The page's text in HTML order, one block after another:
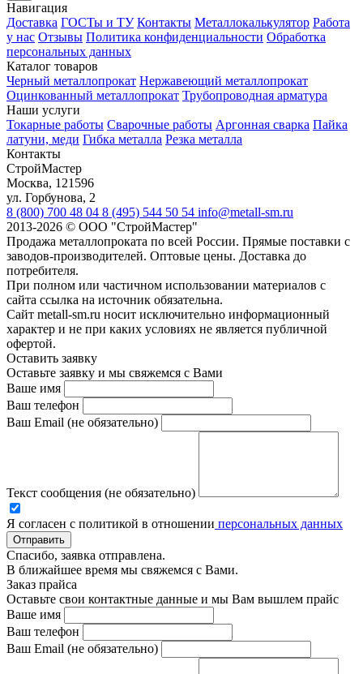
Навигация
Доставка ГОСТы и ТУ Контакты Металлокалькулятор Работа
у нас Отзывы Политика конфиденциальности Обработка
персональных данных
Каталог товаров
Черный металлопрокат Нержавеющий металлопрокат
Оцинкованный металлопрокат Трубопроводная арматура
Наши услуги
Токарные работы Сварочные работы Аргонная сварка Пайка
латуни, меди Гибка металла Резка металла
Контакты
СтройМастер
Москва, 121596
ул. Горбунова, 2
8 (800) 700 48 04 8 (495) 544 50 54 info@metall-sm.ru
2013-2026 © ООО "СтройМастер"
Продажа металлопроката по всей России. Прямые поставки с
заводов-производителей. Оптовые цены. Доставка до
потребителя.
При полном или частичном использовании материалов с
сайта ссылка на источник обязательна.
Сайт metall-sm.ru носит исключительно информационный
характер и не при каких условиях не является публичной
офертой.
Оставить заявку
Оставьте заявку и мы свяжемся с Вами
Ваше имя
Ваш телефон
Ваш Email (не обязательно)
Текст сообщения (не обязательно)
Я согласен с политикой в отношении персональных данных
Отправить
Спасибо, заявка отправлена.
В ближайшее время мы свяжемся с Вами.
Заказ прайса
Оставьте свои контактные данные и мы Вам вышлем прайс
Ваше имя
Ваш телефон
Ваш Email (не обязательно)